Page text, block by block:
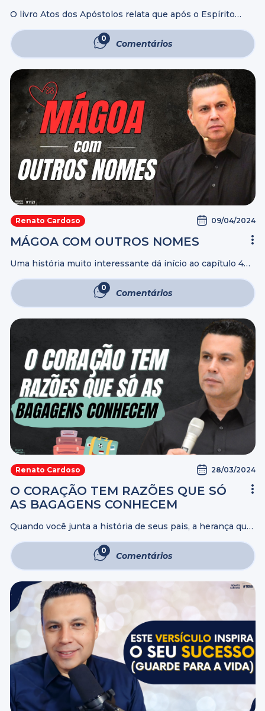
O livro Atos dos Apóstolos relata que após o Espírito
eles começaram a fazer muitos milagres. Mas diz o texto
que, ...
0 Comentários
Renato Cardoso 09/04/2024
MÁGOA COM OUTROS NOMES
Uma história muito interessante dá início ao capítulo 4
povo, sobrevieram os sacerdotes, e o capitão do templo,
e os ...
0 Comentários
Renato Cardoso 28/03/2024
O CORAÇÃO TEM RAZÕES QUE SÓ
AS BAGAGENS CONHECEM
Quando você junta a história de seus pais, a herança que
experiências de vida desde a infância até a vida ...
0 Comentários